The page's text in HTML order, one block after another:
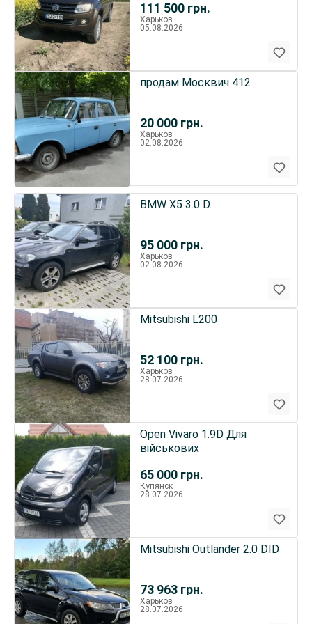
111 500 грн.
Харьков
05.08.2026
20 000 грн.
продам Москвич 412
Харьков
02.08.2026
95 000 грн.
BMW X5 3.0 D.
Харьков
02.08.2026
52 100 грн.
Mitsubishi L200
Харьков
28.07.2026
65 000 грн.
Open Vivaro 1.9D Для
військових
Купянск
28.07.2026
73 963 грн.
Mitsubishi Outlander 2.0 DID
Харьков
28.07.2026